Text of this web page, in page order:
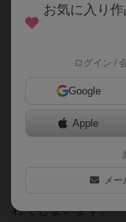
688名 4名
4人プレイをしまし
大変良く出来てい
このゲームの一番
異世界転生したプ
で、ドラゴンが出
活躍して名声を上
れてしまいます。
お気に入り
ログイン /
Google
Apple
メー